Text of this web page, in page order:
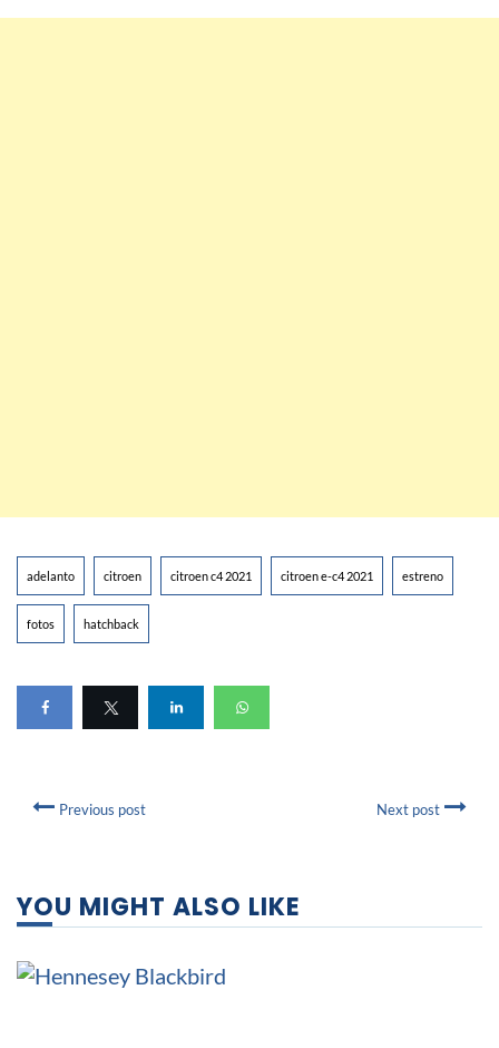
adelanto citroen citroen c4 2021 citroen e-c4 2021 estreno
fotos hatchback
Previous post Next post
YOU MIGHT ALSO LIKE